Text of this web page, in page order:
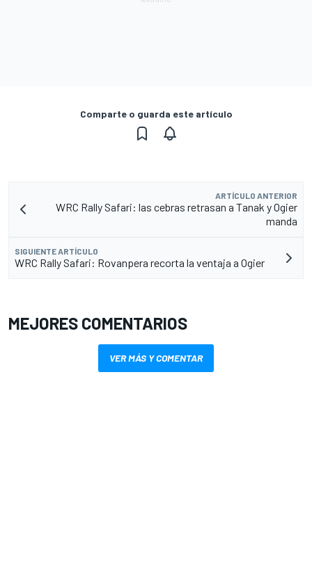
Comparte o guarda este artículo
ARTÍCULO ANTERIOR
WRC Rally Safari: las cebras retrasan a Tanak y Ogier
manda
SIGUIENTE ARTÍCULO
WRC Rally Safari: Rovanpera recorta la ventaja a Ogier
MEJORES COMENTARIOS
VER MÁS Y COMENTAR